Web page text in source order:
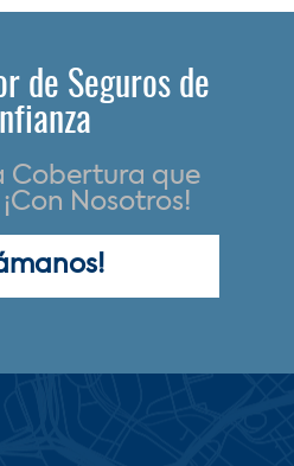
de Seguros de
Cobertura que
Nosotros!